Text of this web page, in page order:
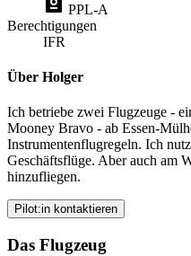
PPL-A
Berechtigungen
IFR
Über Holger
Ich betriebe zwei Flugzeuge -
Mooney Bravo - ab Essen-
Instrumentenflugregeln. Ich
Geschäftsflüge. Aber auch am
hinzufliegen.
Pilot:in kontaktieren
Das Flugzeug